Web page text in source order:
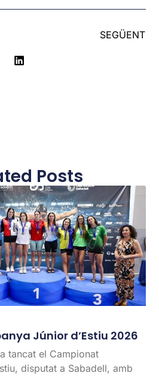
SEGÜENT
Posts
Júnior d’Estiu 2026
tancat el Campionat
disputat a Sabadell, amb